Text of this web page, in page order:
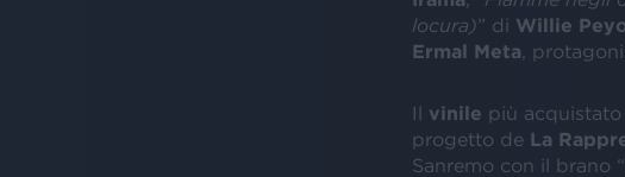
locura)” di Willie
Ermal Meta ,
Il vinile più acquistato
progetto de La
Sanremo con il brano “